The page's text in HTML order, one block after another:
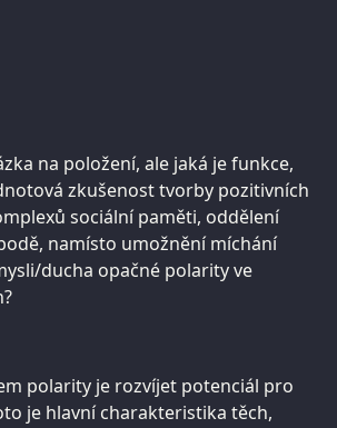
na položení, ale jaká je funkce,
zkušenost tvorby pozitivních
sociální paměti, oddělení
namísto umožnění míchání
ducha opačné polarity ve
polarity je rozvíjet potenciál pro
je hlavní charakteristika těch,